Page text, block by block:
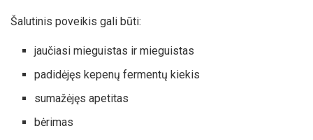
Šalutinis poveikis gali būti:
jaučiasi mieguistas ir mieguistas
padidėjęs kepenų fermentų kiekis
sumažėjęs apetitas
bėrimas